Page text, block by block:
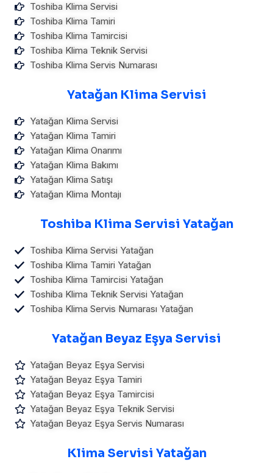
Toshiba Klima Servisi
Toshiba Klima Tamiri
Toshiba Klima Tamircisi
Toshiba Klima Teknik Servisi
Toshiba Klima Servis Numarası
Yatağan Klima Servisi
Yatağan Klima Servisi
Yatağan Klima Tamiri
Yatağan Klima Onarımı
Yatağan Klima Bakımı
Yatağan Klima Satışı
Yatağan Klima Montajı
Toshiba Klima Servisi Yatağan
Toshiba Klima Servisi Yatağan
Toshiba Klima Tamiri Yatağan
Toshiba Klima Tamircisi Yatağan
Toshiba Klima Teknik Servisi Yatağan
Toshiba Klima Servis Numarası Yatağan
Yatağan Beyaz Eşya Servisi
Yatağan Beyaz Eşya Servisi
Yatağan Beyaz Eşya Tamiri
Yatağan Beyaz Eşya Tamircisi
Yatağan Beyaz Eşya Teknik Servisi
Yatağan Beyaz Eşya Servis Numarası
Klima Servisi Yatağan